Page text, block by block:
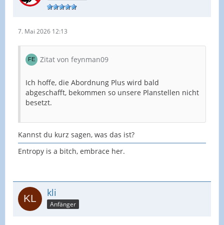
7. Mai 2026 12:13
Zitat von feynman09
Ich hoffe, die Abordnung Plus wird bald
abgeschafft, bekommen so unsere Planstellen nicht
besetzt.
Kannst du kurz sagen, was das ist?
Entropy is a bitch, embrace her.
kli
Anfänger